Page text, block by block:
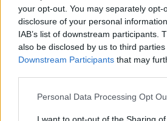
your opt-out. You may separately opt-
disclosure of your personal
IAB’s list of downstream participants.
also be disclosed by us to third
Downstream Participants that may
Personal Data Processing Opt
Μουσείο Ακρόπολης:
Ειδικές δράσεις για τα
δέκα χρόνια λειτουργίας
05/06/2019 - 03:00